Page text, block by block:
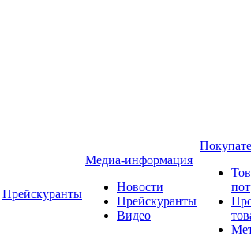
Прейскуранты
Медиа-информация
Новости
Прейскуранты
Видео